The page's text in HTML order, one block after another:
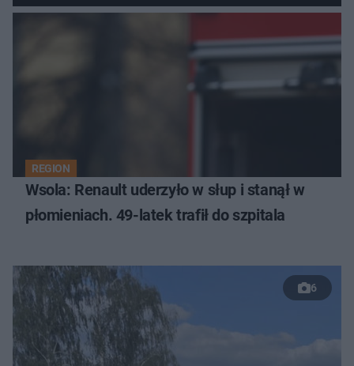
REGION
Wsola: Renault uderzyło w słup i stanął w
płomieniach. 49-latek trafił do szpitala
6